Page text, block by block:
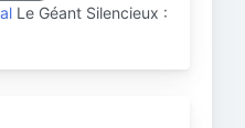
Le Géant Silencieux :